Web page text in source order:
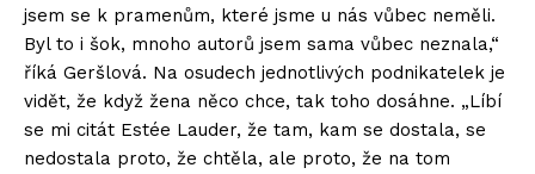
jsem se k pramenům, které jsme u nás vůbec neměli.
Byl to i šok, mnoho autorů jsem sama vůbec neznala,“
říká Geršlová. Na osudech jednotlivých podnikatelek je
vidět, že když žena něco chce, tak toho dosáhne. „Líbí
se mi citát Estée Lauder, že tam, kam se dostala, se
nedostala proto, že chtěla, ale proto, že na tom